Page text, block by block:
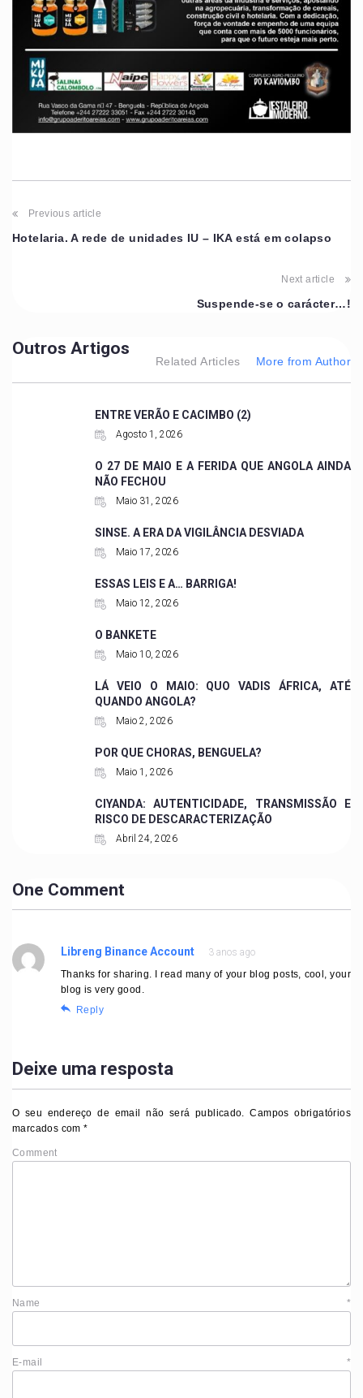
Previous article
Hotelaria. A rede de unidades IU – IKA está em colapso
Next article
Suspende-se o carácter…!
Outros Artigos
Related Articles More from Author
ENTRE VERÃO E CACIMBO (2)
Agosto 1, 2026
O 27 DE MAIO E A FERIDA QUE ANGOLA AINDA
NÃO FECHOU
Maio 31, 2026
SINSE. A ERA DA VIGILÂNCIA DESVIADA
Maio 17, 2026
ESSAS LEIS E A… BARRIGA!
Maio 12, 2026
O BANKETE
Maio 10, 2026
LÁ VEIO O MAIO: QUO VADIS ÁFRICA, ATÉ
QUANDO ANGOLA?
Maio 2, 2026
POR QUE CHORAS, BENGUELA?
Maio 1, 2026
CIYANDA: AUTENTICIDADE, TRANSMISSÃO E
RISCO DE DESCARACTERIZAÇÃO
Abril 24, 2026
One Comment
Libreng Binance Account
3 anos ago
Thanks for sharing. I read many of your blog posts, cool, your
blog is very good.
Reply
Deixe uma resposta
O seu endereço de email não será publicado.
Campos obrigatórios
marcados com*
Comment
Name *
E-mail *